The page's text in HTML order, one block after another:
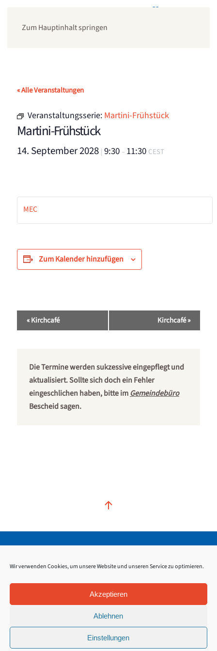
Wir verwenden Cookies, um unsere Website und unseren Service zu optimieren.
Akzeptieren
Ablehnen
Einstellungen
Zum Hauptinhalt springen
« Alle Veranstaltungen
Veranstaltungsserie: Martini-Frühstück
Martini-Frühstück
14. September 2028 | 9:30 –11:30 CEST
MEC
Zum Kalender hinzufügen
Veranstaltung-
Navigation
«Kirchcafé Kirchcafé»
Die Termine werden sukzessive eingepflegt und
aktualisiert. Sollte sich doch ein Fehler
eingeschlichen haben, bitte im Gemeindebüro
Bescheid sagen.